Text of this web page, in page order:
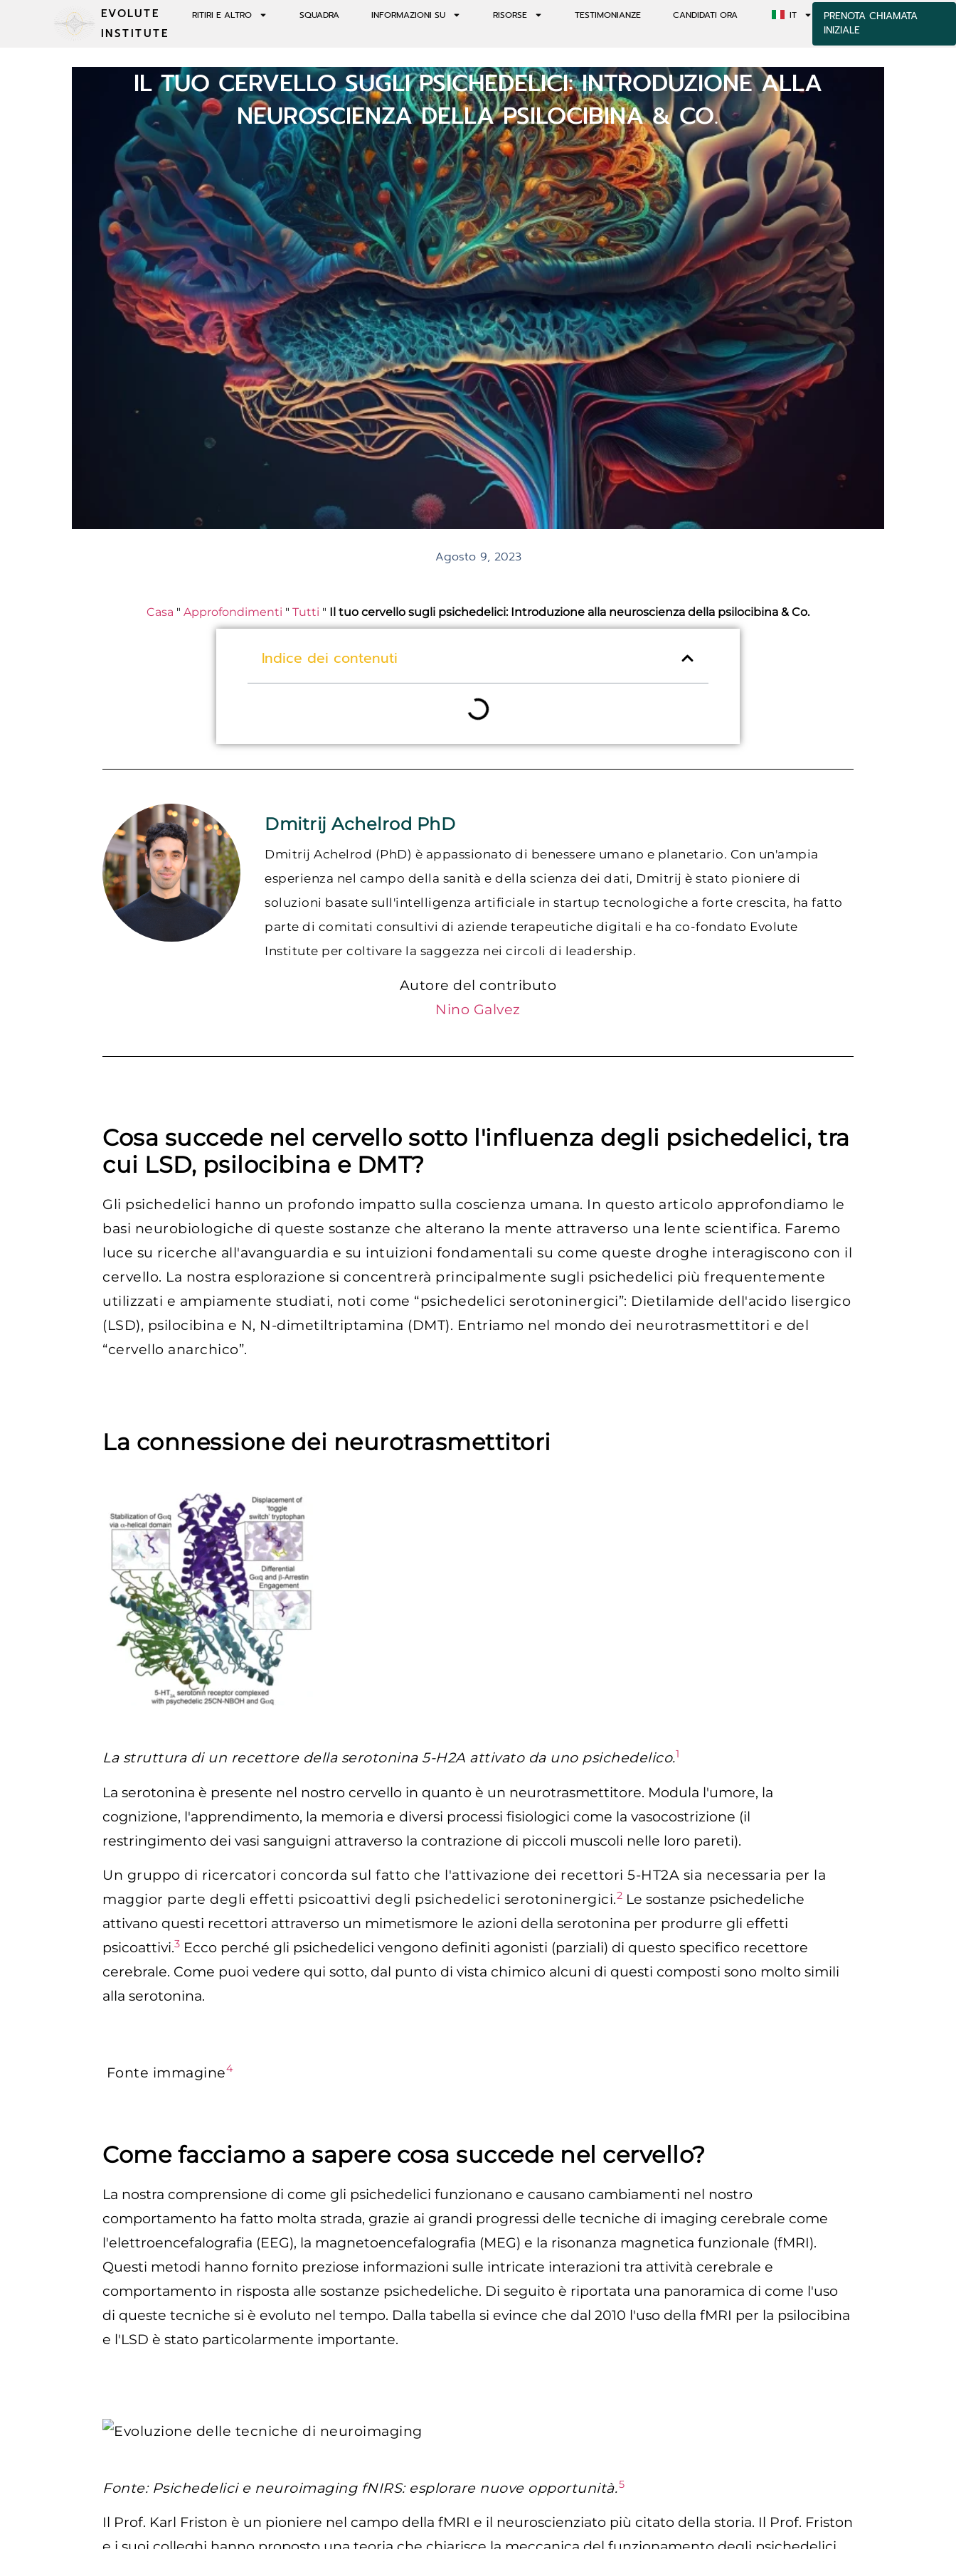
RITIRI E ALTRO SQUADRA INFORMAZIONI SU RISORSE TESTIMONIANZE CANDIDATI ORA IT
PRENOTA CHIAMATA
INIZIALE
EVOLUTE
INSTITUTE
IL TUO CERVELLO SUGLI PSICHEDELICI: INTRODUZIONE ALLA
NEUROSCIENZA DELLA PSILOCIBINA & CO.
Agosto 9, 2023
Casa " Approfondimenti " Tutti " Il tuo cervello sugli psichedelici: Introduzione alla neuroscienza della psilocibina & Co.
Indice dei contenuti
Dmitrij Achelrod PhD
Dmitrij Achelrod (PhD) è appassionato di benessere umano e planetario. Con un'ampia
esperienza nel campo della sanità e della scienza dei dati, Dmitrij è stato pioniere di
soluzioni basate sull'intelligenza artificiale in startup tecnologiche a forte crescita, ha fatto
parte di comitati consultivi di aziende terapeutiche digitali e ha co-fondato Evolute
Institute per coltivare la saggezza nei circoli di leadership.
Autore del contributo
Nino Galvez
Cosa succede nel cervello sotto l'influenza degli psichedelici, tra
cui LSD, psilocibina e DMT?
Gli psichedelici hanno un profondo impatto sulla coscienza umana. In questo articolo approfondiamo le
basi neurobiologiche di queste sostanze che alterano la mente attraverso una lente scientifica. Faremo
luce su ricerche all'avanguardia e su intuizioni fondamentali su come queste droghe interagiscono con il
cervello. La nostra esplorazione si concentrerà principalmente sugli psichedelici più frequentemente
utilizzati e ampiamente studiati, noti come “psichedelici serotoninergici”: Dietilamide dell'acido lisergico
(LSD), psilocibina e N, N-dimetiltriptamina (DMT). Entriamo nel mondo dei neurotrasmettitori e del
“cervello anarchico”.
La connessione dei neurotrasmettitori
La struttura di un recettore della serotonina 5-H2A attivato da uno psichedelico.1
La serotonina è presente nel nostro cervello in quanto è un neurotrasmettitore. Modula l'umore, la
cognizione, l'apprendimento, la memoria e diversi processi fisiologici come la vasocostrizione (il
restringimento dei vasi sanguigni attraverso la contrazione di piccoli muscoli nelle loro pareti).
Un gruppo di ricercatori concorda sul fatto che l'attivazione dei recettori 5-HT2A sia necessaria per la
maggior parte degli effetti psicoattivi degli psichedelici serotoninergici.2 Le sostanze psichedeliche
attivano questi recettori attraverso un mimetismore le azioni della serotonina per produrre gli effetti
psicoattivi.3 Ecco perché gli psichedelici vengono definiti agonisti (parziali) di questo specifico recettore
cerebrale. Come puoi vedere qui sotto, dal punto di vista chimico alcuni di questi composti sono molto simili
alla serotonina.
Fonte immagine4
Come facciamo a sapere cosa succede nel cervello?
La nostra comprensione di come gli psichedelici funzionano e causano cambiamenti nel nostro
comportamento ha fatto molta strada, grazie ai grandi progressi delle tecniche di imaging cerebrale come
l'elettroencefalografia (EEG), la magnetoencefalografia (MEG) e la risonanza magnetica funzionale (fMRI).
Questi metodi hanno fornito preziose informazioni sulle intricate interazioni tra attività cerebrale e
comportamento in risposta alle sostanze psichedeliche. Di seguito è riportata una panoramica di come l'uso
di queste tecniche si è evoluto nel tempo. Dalla tabella si evince che dal 2010 l'uso della fMRI per la psilocibina
e l'LSD è stato particolarmente importante.
Fonte: Psichedelici e neuroimaging fNIRS: esplorare nuove opportunità.5
Il Prof. Karl Friston è un pioniere nel campo della fMRI e il neuroscienziato più citato della storia. Il Prof. Friston